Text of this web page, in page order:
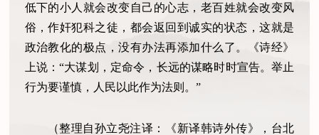
低下的小人就会改变自己的心志，老百姓就会改变风
俗，作奸犯科之徒，都会返回到诚实的状态，这就是
政治教化的极点，没有办法再添加什么了。《诗经》
上说：“大谋划，定命令，长远的谋略时时宣告。举止
行为要谨慎，人民以此作为法则。”
（整理自孙立尧注译：《新译韩诗外传》，台北